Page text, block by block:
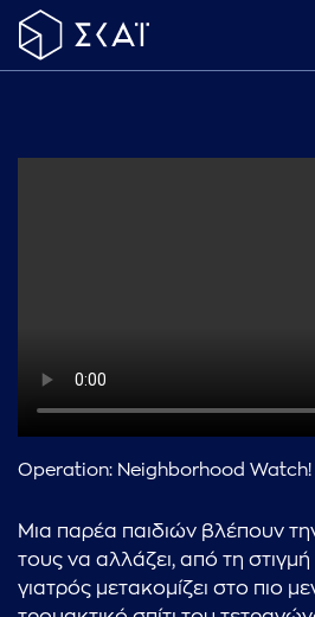
Operation: Neighborhood Watch!
Μια παρέα παιδιών βλέπουν
τους να αλλάζει, από τη
γιατρός μετακομίζει στο πιο